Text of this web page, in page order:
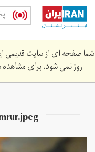
Skip
main
content
شما صفحه ای از سایت قدیمی
روز نمی شود. برای